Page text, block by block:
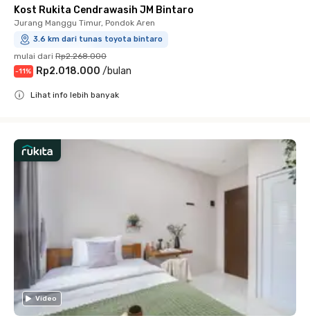
Kost Rukita Cendrawasih JM Bintaro
Jurang Manggu Timur, Pondok Aren
3.6 km dari tunas toyota bintaro
mulai dari Rp2.268.000
-11% Rp2.018.000 /bulan
Lihat info lebih banyak
Video